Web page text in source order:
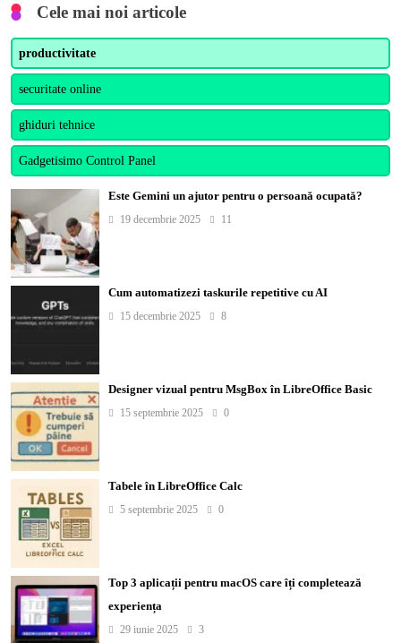
Cele mai noi articole
productivitate
securitate online
ghiduri tehnice
Gadgetisimo Control Panel
Este Gemini un ajutor pentru o persoană ocupată?
19 decembrie 2025 11
Cum automatizezi taskurile repetitive cu AI
15 decembrie 2025 8
Designer vizual pentru MsgBox în LibreOffice Basic
15 septembrie 2025 0
Tabele în LibreOffice Calc
5 septembrie 2025 0
Top 3 aplicații pentru macOS care îți completează
experiența
29 iunie 2025 3